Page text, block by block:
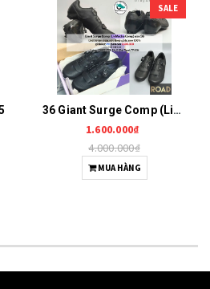
SALE
36 Giant Surge Comp (Liv Macha Comp) G0006
1.600.000₫
4.000.000₫
MUA HÀNG